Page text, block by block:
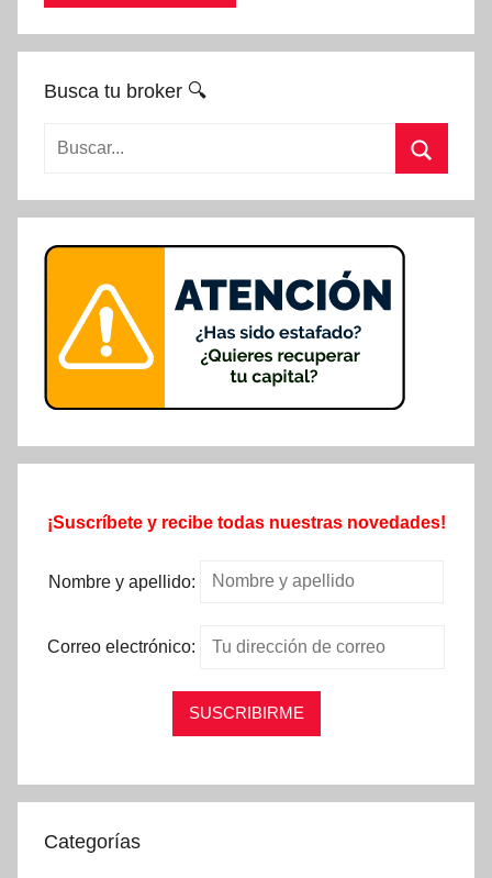
Busca tu broker 🔍
Buscar:
¡Suscríbete y recibe todas nuestras novedades!
Nombre y apellido:
Correo electrónico:
Categorías